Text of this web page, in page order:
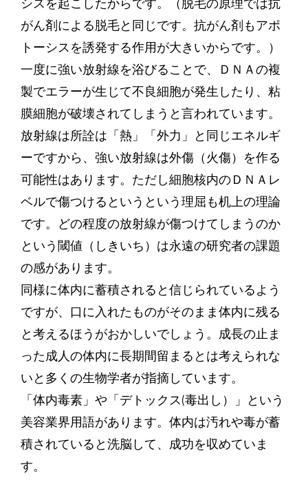
シスを起こしたからです。（脱毛の原理では抗
がん剤による脱毛と同じです。抗がん剤もアポ
トーシスを誘発する作用が大きいからです。）
一度に強い放射線を浴びることで、ＤＮＡの複
製でエラーが生じて不良細胞が発生したり、粘
膜細胞が破壊されてしまうと言われています。
放射線は所詮は「熱」「外力」と同じエネルギ
ーですから、強い放射線は外傷（火傷）を作る
可能性はあります。ただし細胞核内のＤＮＡレ
ベルで傷つけるというという理屈も机上の理論
です。どの程度の放射線が傷つけてしまうのか
という閾値（しきいち）は永遠の研究者の課題
の感があります。
同様に体内に蓄積されると信じられているよう
ですが、口に入れたものがそのまま体内に残る
と考えるほうがおかしいでしょう。成長の止ま
った成人の体内に長期間留まるとは考えられな
いと多くの生物学者が指摘しています。
「体内毒素」や「デトックス(毒出し）」という
美容業界用語があります。体内は汚れや毒が蓄
積されていると洗脳して、成功を収めていま
す。